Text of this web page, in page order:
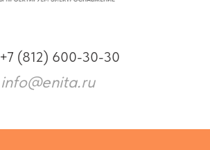
+7 (812) 600-30-30
info@enita.ru